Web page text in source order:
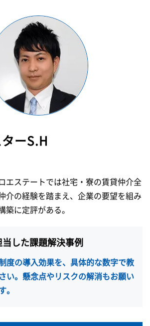
ーS.H
エステートでは社宅・寮の賃貸仲介全
介の経験を踏まえ、企業の要望を組み
に定評がある。
当した課題解決事例
度の導入効果を、具体的な数字で教
い。 懸念点やリスクの解消もお願い
。